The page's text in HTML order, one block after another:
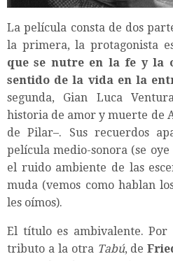
La película consta de dos
la primera, la protagonista
que se nutre en la fe y la
sentido de la vida en la
segunda, Gian Luca
historia de amor y muerte de
de Pilar–. Sus recuerdos
película medio-sonora (se
el ruido ambiente de las
muda (vemos como hablan
les oímos).
El título es ambivalente.
tributo a la otra Tabú, de